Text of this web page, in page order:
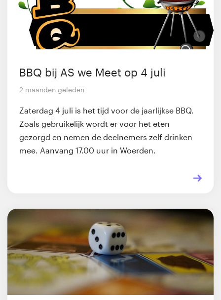
BBQ bij AS we Meet op 4 juli
2 maanden geleden
Zaterdag 4 juli is het tijd voor de jaarlijkse BBQ.
Zoals gebruikelijk wordt er voor het eten
gezorgd en nemen de deelnemers zelf drinken
mee. Aanvang 17.00 uur in Woerden.